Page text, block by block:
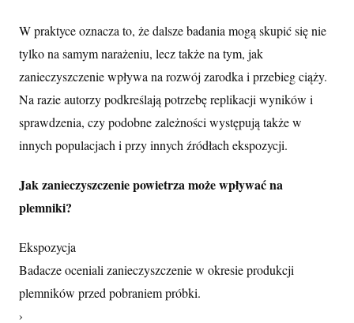
W praktyce oznacza to, że dalsze badania mogą skupić się nie
tylko na samym narażeniu, lecz także na tym, jak
zanieczyszczenie wpływa na rozwój zarodka i przebieg ciąży.
Na razie autorzy podkreślają potrzebę replikacji wyników i
sprawdzenia, czy podobne zależności występują także w
innych populacjach i przy innych źródłach ekspozycji.
Jak zanieczyszczenie powietrza może wpływać na
plemniki?
Ekspozycja
Badacze oceniali zanieczyszczenie w okresie produkcji
plemników przed pobraniem próbki.
›